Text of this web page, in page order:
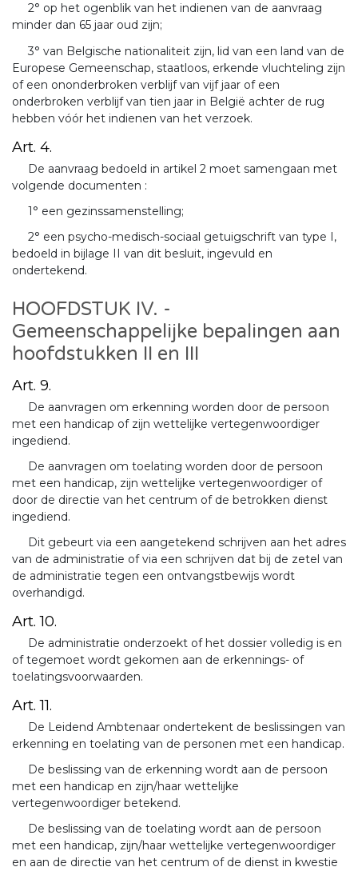
2° op het ogenblik van het indienen van de aanvraag
minder dan 65 jaar oud zijn;
3° van Belgische nationaliteit zijn, lid van een land van de
Europese Gemeenschap, staatloos, erkende vluchteling zijn
of een ononderbroken verblijf van vijf jaar of een
onderbroken verblijf van tien jaar in België achter de rug
hebben vóór het indienen van het verzoek.
Art. 4.
De aanvraag bedoeld in artikel 2 moet samengaan met
volgende documenten :
1° een gezinssamenstelling;
2° een psycho-medisch-sociaal getuigschrift van type I,
bedoeld in bijlage II van dit besluit, ingevuld en
ondertekend.
HOOFDSTUK IV. -
Gemeenschappelijke bepalingen aan
hoofdstukken II en III
Art. 9.
De aanvragen om erkenning worden door de persoon
met een handicap of zijn wettelijke vertegenwoordiger
ingediend.
De aanvragen om toelating worden door de persoon
met een handicap, zijn wettelijke vertegenwoordiger of
door de directie van het centrum of de betrokken dienst
ingediend.
Dit gebeurt via een aangetekend schrijven aan het adres
van de administratie of via een schrijven dat bij de zetel van
de administratie tegen een ontvangstbewijs wordt
overhandigd.
Art. 10.
De administratie onderzoekt of het dossier volledig is en
of tegemoet wordt gekomen aan de erkennings- of
toelatingsvoorwaarden.
Art. 11.
De Leidend Ambtenaar ondertekent de beslissingen van
erkenning en toelating van de personen met een handicap.
De beslissing van de erkenning wordt aan de persoon
met een handicap en zijn/haar wettelijke
vertegenwoordiger betekend.
De beslissing van de toelating wordt aan de persoon
met een handicap, zijn/haar wettelijke vertegenwoordiger
en aan de directie van het centrum of de dienst in kwestie